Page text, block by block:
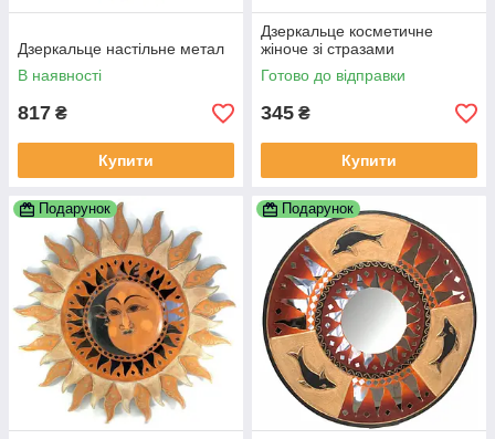
Дзеркальце настільне метал
В наявності
817 ₴
Купити
Дзеркальце косметичне
жіноче зі стразами
Готово до відправки
345 ₴
Купити
Подарунок Подарунок